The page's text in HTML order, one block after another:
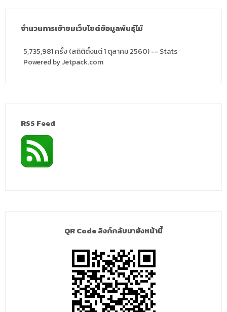
จำนวนการเข้าชมเว็บไซต์ข้อมูลพันธุ์ไม้
5,735,981 ครั้ง (สถิติตั้งแต่ 1 ตุลาคม 2560) -- Stats
Powered by Jetpack.com
RSS Feed
QR Code ลิงก์กลับมายังหน้านี้